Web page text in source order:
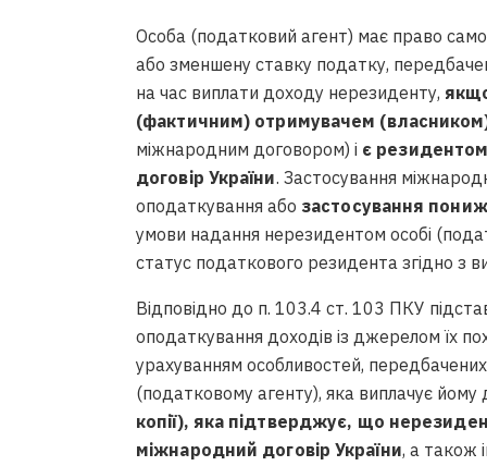
Особа (податковий агент) має право
або зменшену ставку податку,
на час виплати доходу нерезиденту,
(фактичним) отримувачем
міжнародним договором) і є
договір України. Застосування
оподаткування або застосування
умови надання нерезидентом особі
статус податкового резидента згідно з
Відповідно до п. 103.4 ст. 103 ПКУ
оподаткування доходів із джерелом їх
урахуванням особливостей, передбачених
(податковому агенту), яка виплачує
копії), яка підтверджує, що
міжнародний договір України, а також